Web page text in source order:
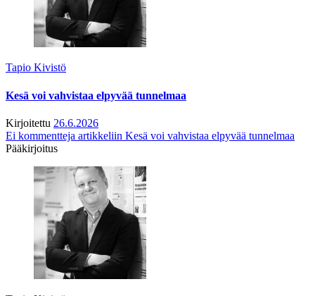
Tapio Kivistö
Kesä voi vahvistaa elpyvää tunnelmaa
Kirjoitettu 26.6.2026
Ei kommentteja artikkeliin Kesä voi vahvistaa elpyvää tunnelmaa
Pääkirjoitus